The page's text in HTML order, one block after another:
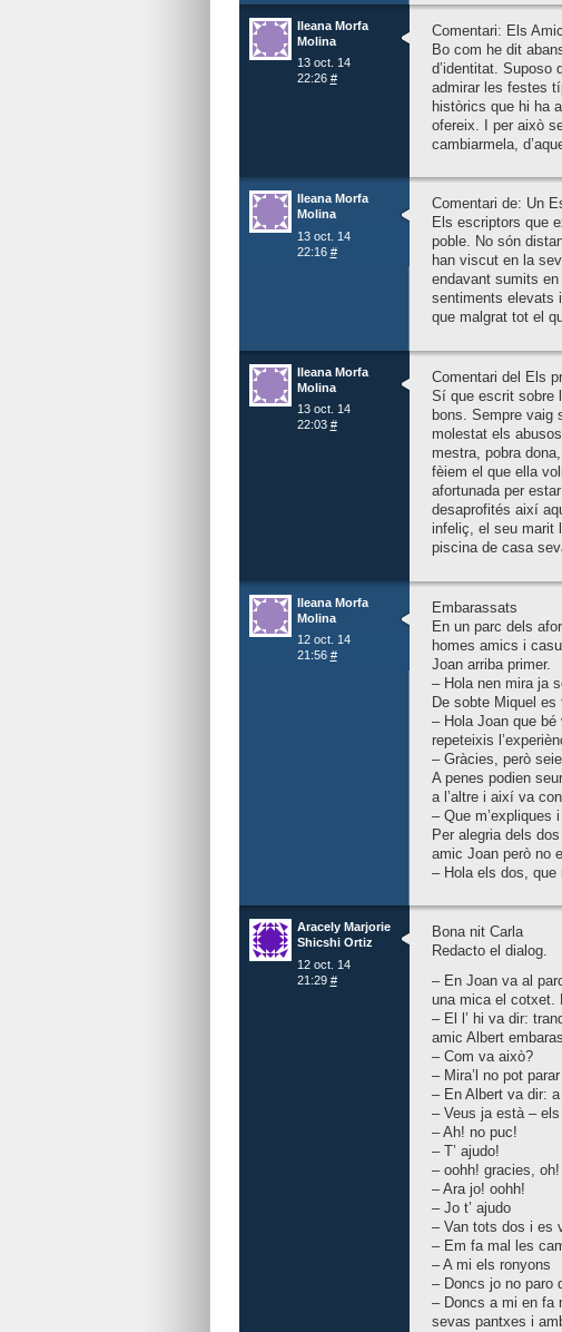
Ileana Morfa
Molina
13 oct. 14
22:26 #
Comentari: Els
Bo com he dit
d’identitat. Suposo
admirar les festes
històrics que hi ha
ofereix. I per això
cambiarmela,
Ileana Morfa
Molina
13 oct. 14
22:16 #
Comentari de: Un
Els escriptors que
poble. No són
han viscut en la
endavant sumits
sentiments elevats
que malgrat tot el
Ileana Morfa
Molina
13 oct. 14
22:03 #
Comentari del Els
Sí que escrit sobre
bons. Sempre vaig
molestat els
mestra, pobra
fèiem el que ella
afortunada per
desaprofités així
infeliç, el seu marit
piscina de casa
Ileana Morfa
Molina
12 oct. 14
21:56 #
Embarassats
En un parc dels
homes amics i
Joan arriba primer.
– Hola nen mira ja
De sobte Miquel es
– Hola Joan que bé
repeteixis
– Gràcies, però
A penes podien
a l’altre i així va
– Que m’expliques
Per alegria dels
amic Joan però no
– Hola els dos, que
Aracely Marjorie
Shicshi Ortiz
12 oct. 14
21:29 #
Bona nit Carla
Redacto el dialog.
– En Joan va al
una mica el cotxet.
– El l’ hi va dir:
amic Albert
– Com va això?
– Mira’l no pot
– En Albert va dir:
– Veus ja està –
– Ah! no puc!
– T’ ajudo!
– oohh! gracies,
– Ara jo! oohh!
– Jo t’ ajudo
– Van tots dos i es
– Em fa mal les
– A mi els ronyons
– Doncs jo no paro
– Doncs a mi en fa
sevas pantxes i